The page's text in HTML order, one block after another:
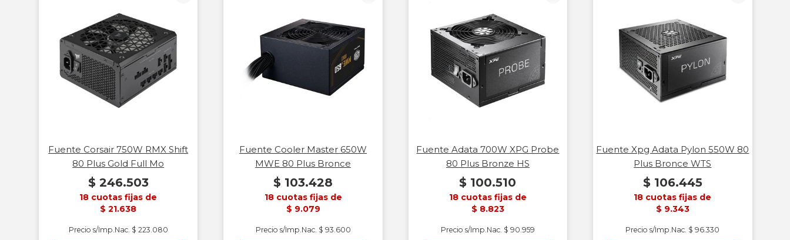
Fuente Corsair 750W RMX Shift
80 Plus Gold Full Mo
$ 246.503
18 cuotas fijas de
$ 21.638
Precio s/Imp.Nac. $ 223.080
Fuente Cooler Master 650W
MWE 80 Plus Bronce
$ 103.428
18 cuotas fijas de
$ 9.079
Precio s/Imp.Nac. $ 93.600
Fuente Adata 700W XPG Probe
80 Plus Bronze HS
$ 100.510
18 cuotas fijas de
$ 8.823
Precio s/Imp.Nac. $ 90.959
Fuente Xpg Adata Pylon 550W 80
Plus Bronce WTS
$ 106.445
18 cuotas fijas de
$ 9.343
Precio s/Imp.Nac. $ 96.330